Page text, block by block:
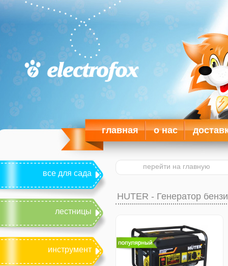
главная о нас
все для сада
лестницы
инструмент
перейти на главную
HUTER - Генератор